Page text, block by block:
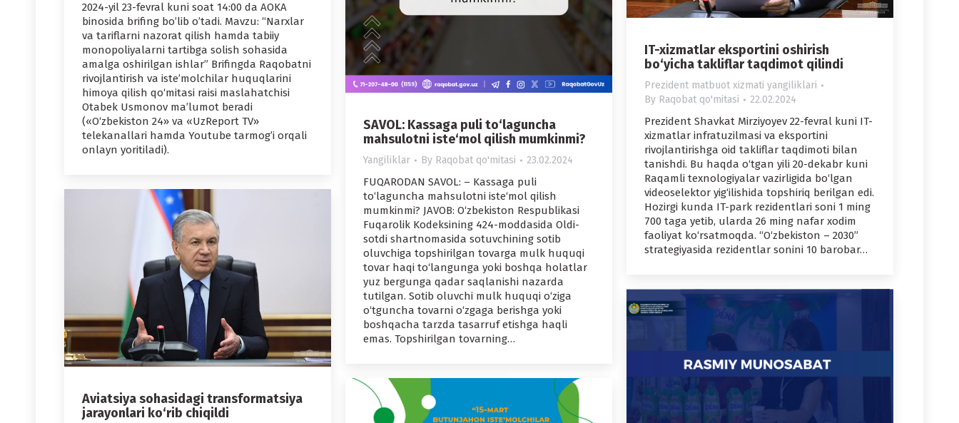
2024-yil 23-fevral kuni soat 14:00 da АOKА
binosida brifing boʼlib oʼtadi. Mavzu: “Narxlar
va tariflarni nazorat qilish hamda tabiiy
monopoliyalarni tartibga solish sohasida
amalga oshirilgan ishlar” Brifingda Raqobatni
rivojlantirish va iste’molchilar huquqlarini
himoya qilish qo‘mitasi raisi maslahatchisi
Otabek Usmonov ma’lumot beradi
(«O‘zbekiston 24» va «UzReport TV»
telekanallari hamda Youtube tarmogʼi orqali
onlayn yoritiladi).
SAVOL: Kassaga puli to‘laguncha
mahsulotni iste‘mol qilish mumkinmi?
Yangiliklar By Raqobat qo'mitasi 23.02.2024
FUQARODAN SAVOL: – Kassaga puli
to‘laguncha mahsulotni iste‘mol qilish
mumkinmi? JAVOB: O‘zbekiston Respublikasi
Fuqarolik Kodeksining 424-moddasida Oldi-
sotdi shartnomasida sotuvchining sotib
oluvchiga topshirilgan tovarga mulk huquqi
tovar haqi to‘langunga yoki boshqa holatlar
yuz bergunga qadar saqlanishi nazarda
tutilgan. Sotib oluvchi mulk huquqi o‘ziga
o‘tguncha tovarni o‘zgaga berishga yoki
boshqacha tarzda tasarruf etishga haqli
emas. Topshirilgan tovarning…
IT-xizmatlar eksportini oshirish
bo‘yicha takliflar taqdimot qilindi
Prezident matbuot xizmati yangiliklari
By Raqobat qo'mitasi 22.02.2024
Prezident Shavkat Mirziyoyev 22-fevral kuni IT-
xizmatlar infratuzilmasi va eksportini
rivojlantirishga oid takliflar taqdimoti bilan
tanishdi. Bu haqda o‘tgan yili 20-dekabr kuni
Raqamli texnologiyalar vazirligida bo‘lgan
videoselektor yig‘ilishida topshiriq berilgan edi.
Hozirgi kunda IT-park rezidentlari soni 1 ming
700 taga yetib, ularda 26 ming nafar xodim
faoliyat ko‘rsatmoqda. “O‘zbekiston – 2030”
strategiyasida rezidentlar sonini 10 barobar…
Aviatsiya sohasidagi transformatsiya
jarayonlari ko‘rib chiqildi